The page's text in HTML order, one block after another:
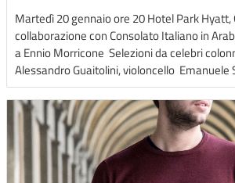
Martedì 20 gennaio ore 20 Hotel Park Hyatt,
collaborazione con Consolato Italiano in
a Ennio Morricone Selezioni da celebri
Alessandro Guaitolini, violoncello Emanuele